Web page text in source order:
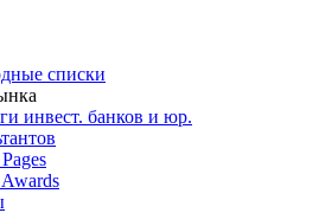
списки
инвест. банков и юр.